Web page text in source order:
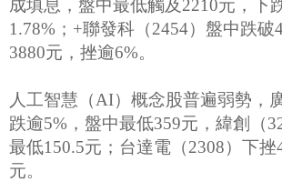
成填息，盤中最低觸及2210元，下
1.78%；+聯發科（2454）盤中跌破
3880元，挫逾6%。
人工智慧（AI）概念股普遍弱勢，
跌逾5%，盤中最低359元，緯創（
最低150.5元；台達電（2308）下挫
元。